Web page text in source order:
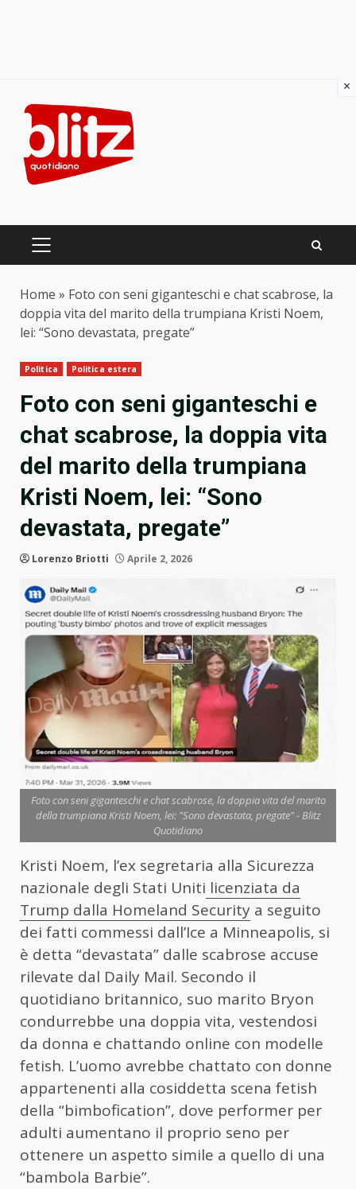
content
PRIMARY
Home » Foto con seni giganteschi e chat scabrose, la
doppia vita del marito della trumpiana Kristi Noem,
lei: “Sono devastata, pregate”
Politica Politica estera
Foto con seni giganteschi e
chat scabrose, la doppia vita
del marito della trumpiana
Kristi Noem, lei: “Sono
devastata, pregate”
Lorenzo Briotti Aprile 2, 2026
Foto con seni giganteschi e chat scabrose, la doppia vita del marito
della trumpiana Kristi Noem, lei: "Sono devastata, pregate" - Blitz
Quotidiano
Kristi Noem, l’ex segretaria alla Sicurezza
nazionale degli Stati Uniti licenziata da
Trump dalla Homeland Security a seguito
dei fatti commessi dall’Ice a Minneapolis, si
è detta “devastata” dalle scabrose accuse
rilevate dal Daily Mail. Secondo il
quotidiano britannico, suo marito Bryon
condurrebbe una doppia vita, vestendosi
da donna e chattando online con modelle
fetish. L’uomo avrebbe chattato con donne
appartenenti alla cosiddetta scena fetish
della “bimbofication”, dove performer per
adulti aumentano il proprio seno per
ottenere un aspetto simile a quello di una
“bambola Barbie”.
×